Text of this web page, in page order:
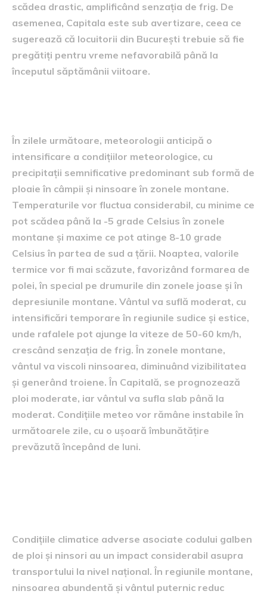
scădea drastic, amplificând senzația de frig. De
asemenea, Capitala este sub avertizare, ceea ce
sugerează că locuitorii din București trebuie să fie
pregătiți pentru vreme nefavorabilă până la
începutul săptămânii viitoare.
În zilele următoare, meteorologii anticipă o
intensificare a condițiilor meteorologice, cu
precipitații semnificative predominant sub formă de
ploaie în câmpii și ninsoare în zonele montane.
Temperaturile vor fluctua considerabil, cu minime ce
pot scădea până la -5 grade Celsius în zonele
montane și maxime ce pot atinge 8-10 grade
Celsius în partea de sud a țării. Noaptea, valorile
termice vor fi mai scăzute, favorizând formarea de
polei, în special pe drumurile din zonele joase și în
depresiunile montane. Vântul va suflă moderat, cu
intensificări temporare în regiunile sudice și estice,
unde rafalele pot ajunge la viteze de 50-60 km/h,
crescând senzația de frig. În zonele montane,
vântul va viscoli ninsoarea, diminuând vizibilitatea
și generând troiene. În Capitală, se prognozează
ploi moderate, iar vântul va sufla slab până la
moderat. Condițiile meteo vor rămâne instabile în
următoarele zile, cu o ușoară îmbunătățire
prevăzută începând de luni.
Condițiile climatice adverse asociate codului galben
de ploi și ninsori au un impact considerabil asupra
transportului la nivel național. În regiunile montane,
ninsoarea abundentă și vântul puternic reduc